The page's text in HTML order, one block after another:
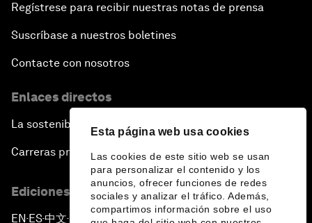
Esta página web usa cookies
Las cookies de este sitio web se usan
para personalizar el contenido y los
anuncios, ofrecer funciones de redes
sociales y analizar el tráfico. Además,
compartimos información sobre el uso
Regístrese para recibir nuestras notas de prensa
Suscríbase a nuestros boletines
Contacte con nosotros
Enlaces directos
La sostenibilidad en el Foro
Carreras profesionales
Ediciones en otros idiomas
EN ▪ ES▪中文▪ 日本語